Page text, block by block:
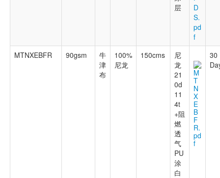
层
D
S.
pd
f
MTNXEBFR 90gsm
牛
津
布
100%
尼龙
150cms
尼
龙
21
0d
11
4t
+阻
燃
透
气
PU
涂
白
M
T
N
X
E
B
F
R.
pd
f
30